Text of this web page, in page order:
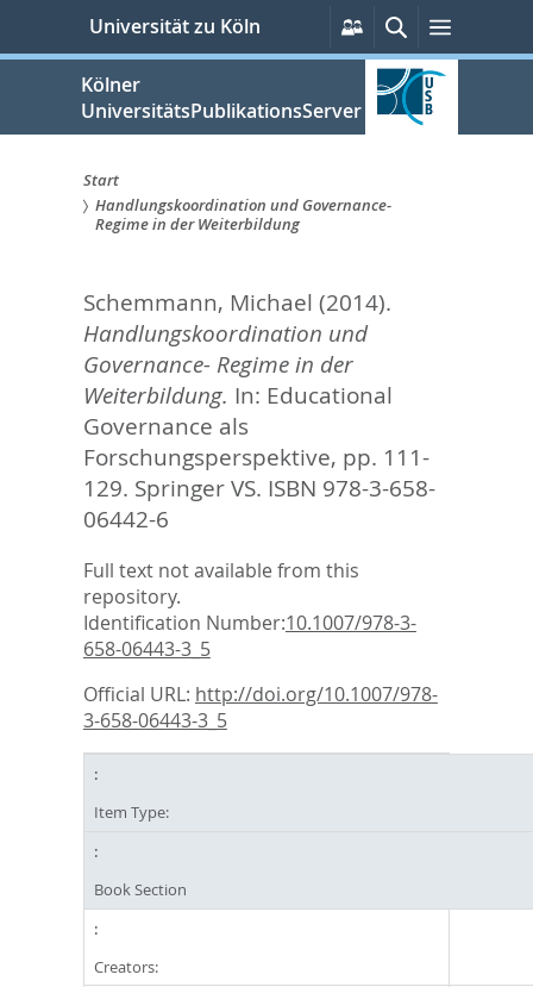
springen
Universität zu Köln
Persönliche
Services
SucheMenü
Kölner
UniversitätsPublikationsServer
Sie
hier:
Start
Handlungskoordination und Governance-
Regime in der Weiterbildung
Schemmann, Michael (2014).
Handlungskoordination und
Governance- Regime in der
Weiterbildung. In: Educational
Governance als
Forschungsperspektive, pp. 111-
129. Springer VS. ISBN 978-3-658-
06442-6
Full text not available from this
repository.
Identification Number:10.1007/978-3-
658-06443-3_5
Official URL: http://doi.org/10.1007/978-
3-658-06443-3_5
Item Type:
Book Section
Creators: